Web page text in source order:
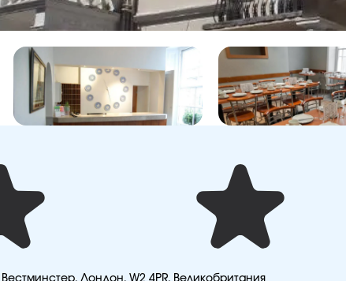
Вестминстер, Лондон, W2 4PR, Великобритания